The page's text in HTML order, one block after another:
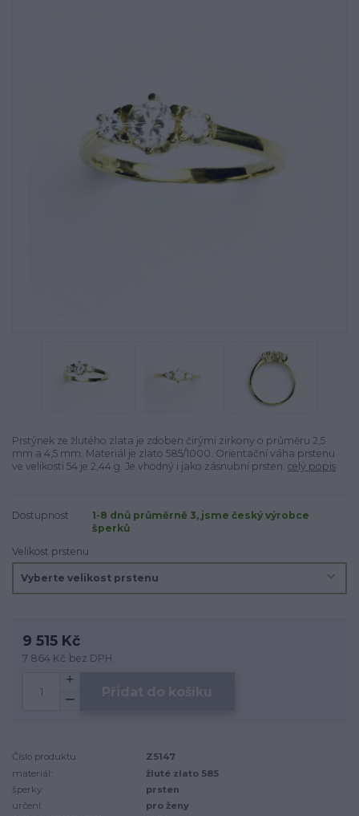
Prstýnek ze žlutého zlata je zdoben čirými zirkony o průměru 2,5
mm a 4,5 mm. Materiál je zlato 585/1000. Orientační váha prstenu
ve velikosti 54 je 2,44 g. Je vhodný i jako zásnubní prsten. celý popis
Dostupnost
1-8 dnů průměrně 3, jsme český výrobce
šperků
Velikost prstenu
9 515 Kč
7 864 Kč bez DPH
Číslo produktu:
Z5147
materiál:
žluté zlato 585
šperky:
prsten
určení:
pro ženy